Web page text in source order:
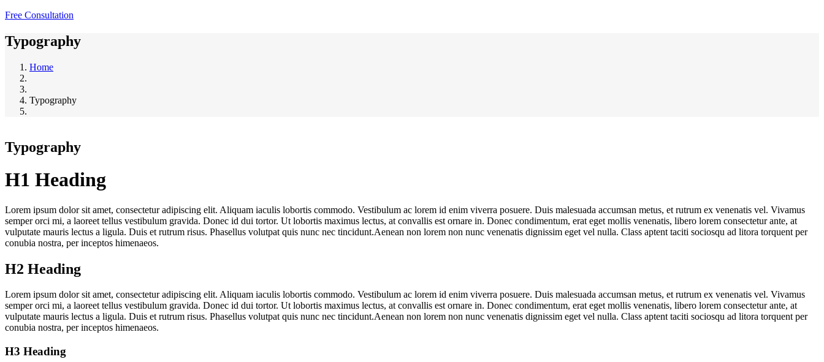
Free Consultation
Typography
Home
Typography
Typography
H1 Heading
Lorem ipsum dolor sit amet, consectetur adipiscing elit. Aliquam iaculis lobortis commodo. Vestibulum ac lorem id enim viverra posuere. Duis malesuada accumsan metus, et rutrum ex venenatis vel. Vivamus
semper orci mi, a laoreet tellus vestibulum gravida. Donec id dui tortor. Ut lobortis maximus lectus, at convallis est ornare in. Donec condimentum, erat eget mollis venenatis, libero lorem consectetur ante, at
vulputate mauris lectus a ligula. Duis et rutrum risus. Phasellus volutpat quis nunc nec tincidunt.Aenean non lorem non nunc venenatis dignissim eget vel nulla. Class aptent taciti sociosqu ad litora torquent per
conubia nostra, per inceptos himenaeos.
H2 Heading
Lorem ipsum dolor sit amet, consectetur adipiscing elit. Aliquam iaculis lobortis commodo. Vestibulum ac lorem id enim viverra posuere. Duis malesuada accumsan metus, et rutrum ex venenatis vel. Vivamus
semper orci mi, a laoreet tellus vestibulum gravida. Donec id dui tortor. Ut lobortis maximus lectus, at convallis est ornare in. Donec condimentum, erat eget mollis venenatis, libero lorem consectetur ante, at
vulputate mauris lectus a ligula. Duis et rutrum risus. Phasellus volutpat quis nunc nec tincidunt.Aenean non lorem non nunc venenatis dignissim eget vel nulla. Class aptent taciti sociosqu ad litora torquent per
conubia nostra, per inceptos himenaeos.
H3 Heading